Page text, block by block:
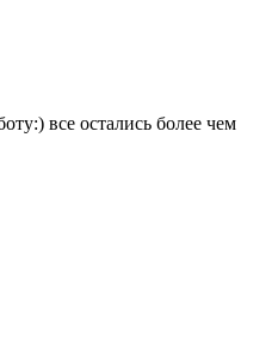
все остались более чем